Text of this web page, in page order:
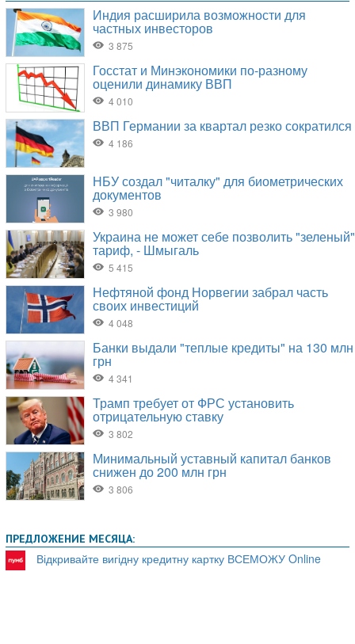
ПРЕДЛОЖЕНИЕ МЕСЯЦА:
Відкривайте вигідну кредитну картку ВСЕМОЖУ Online